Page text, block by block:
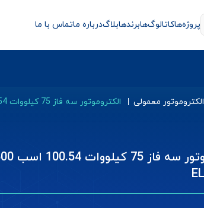
پروژه‌هاکاتالوگ‌هابرندهابلاگدرباره ماتماس با ما
الکتروموتور معمولی الکتروموتور سه فاز 75 کیلووات 100.54 اسب 1500 دور ایلماز ELK